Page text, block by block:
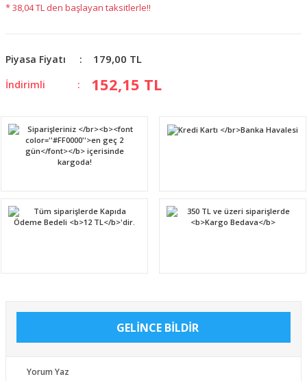
* 38,04 TL den başlayan taksitlerle!!
Piyasa Fiyatı 179,00 TL
İndirimli 152,15 TL
GELİNCE BİLDİR
Yorum Yaz